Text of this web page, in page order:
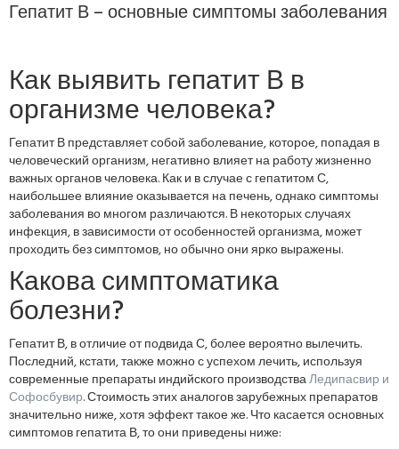
Гепатит В – основные симптомы заболевания
Как выявить гепатит В в
организме человека?
Гепатит В представляет собой заболевание, которое, попадая в
человеческий организм, негативно влияет на работу жизненно
важных органов человека. Как и в случае с гепатитом С,
наибольшее влияние оказывается на печень, однако симптомы
заболевания во многом различаются. В некоторых случаях
инфекция, в зависимости от особенностей организма, может
проходить без симптомов, но обычно они ярко выражены.
Какова симптоматика
болезни?
Гепатит В, в отличие от подвида С, более вероятно вылечить.
Последний, кстати, также можно с успехом лечить, используя
современные препараты индийского производстваЛедипасвир и
Софосбувир. Стоимость этих аналогов зарубежных препаратов
значительно ниже, хотя эффект такое же. Что касается основных
симптомов гепатита В, то они приведены ниже: